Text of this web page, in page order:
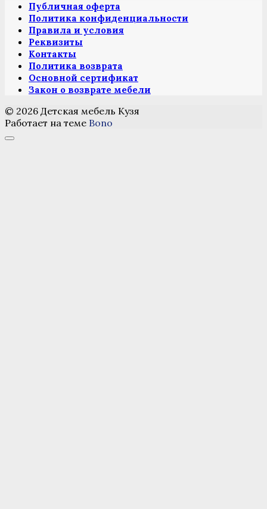
Публичная оферта
Политика конфиденциальности
Правила и условия
Реквизиты
Контакты
Политика возврата
Основной сертификат
Закон о возврате мебели
© 2026 Детская мебель Кузя
Работает на теме Bono